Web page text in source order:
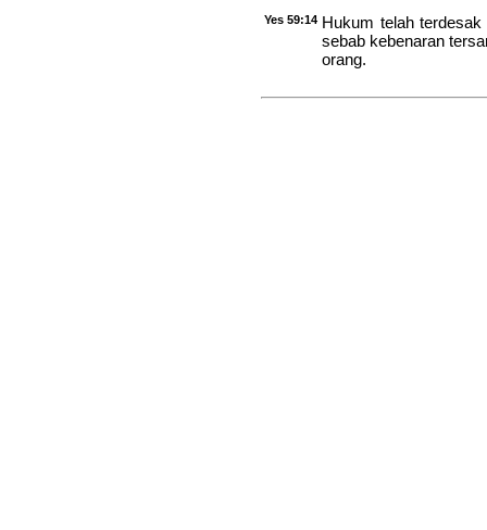
Yes 59:14 Hukum telah
sebab kebenaran
orang.